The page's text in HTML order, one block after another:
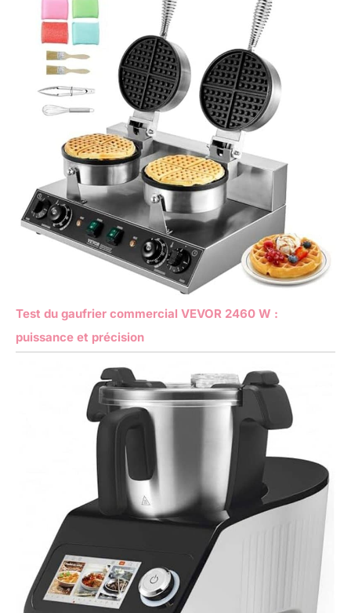
Test du gaufrier commercial VEVOR 2460 W :
puissance et précision